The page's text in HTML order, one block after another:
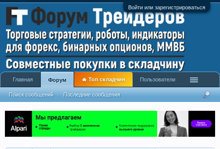
Войти или зарегистрироваться
Главная Форум
Поиск сообщений Последние сообщения
🔥 Топ складчин Пользователи